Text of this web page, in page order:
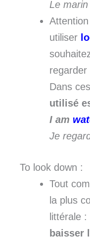
Le marin
utiliser
regarder
Dans
utilisé
I am
Je
To look down :
Tout
la plus
littérale :
baisser